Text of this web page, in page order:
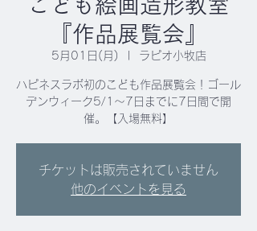
こども絵画造形教室
『作品展覧会』
5月01日(月) ラピオ小牧店
ハピネスラボ初のこども作品展覧会！ゴール
デンウィーク5/1～7日までに7日間で開
催。【入場無料】
チケットは販売されていません
他のイベントを見る